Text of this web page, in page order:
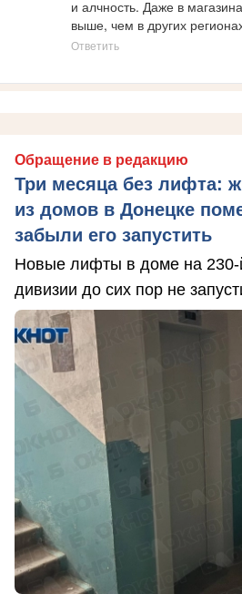
и алчность. Даже в
выше, чем в других
Ответить
Обращение в редакцию
Три месяца без лифта:
из домов в Донецке
забыли его запустить
Новые лифты в доме на 230-
дивизии до сих пор не